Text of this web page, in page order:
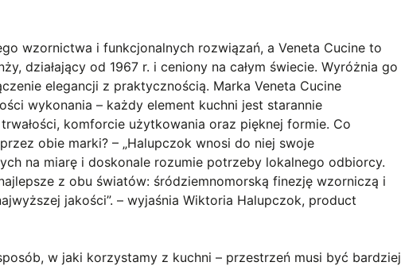
wzornictwa i funkcjonalnych rozwiązań, a Veneta Cucine to
działający od 1967 r. i ceniony na całym świecie​. Wyróżnia go
elegancji z praktycznością. Marka Veneta Cucine
wykonania – każdy element kuchni jest starannie
komforcie użytkowania oraz pięknej formie​. Co
obie marki? – „Halupczok wnosi do niej swoje
na miarę i doskonale rozumie potrzeby lokalnego odbiorcy​.
z obu światów: śródziemnomorską finezję wzorniczą i
jakości”. – wyjaśnia Wiktoria Halupczok, product
w jaki korzystamy z kuchni – przestrzeń musi być bardziej